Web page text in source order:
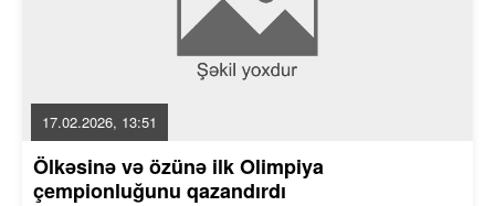
17.02.2026, 13:51
Ölkəsinə və özünə ilk Olimpiya
çempionluğunu qazandırdı